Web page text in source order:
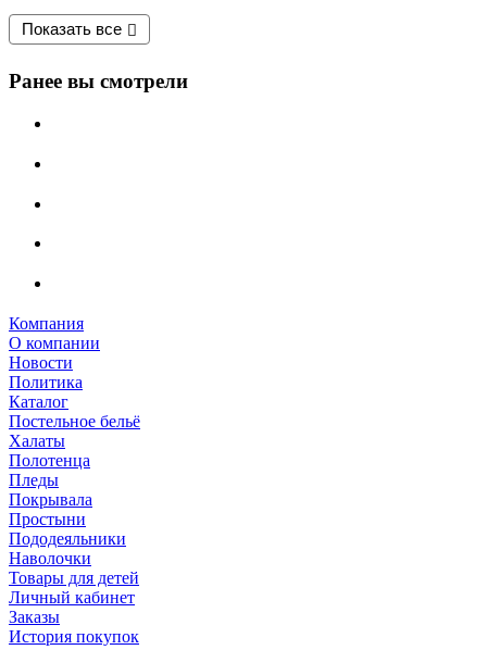
Показать все
Ранее вы смотрели
Компания
О компании
Новости
Политика
Каталог
Постельное бельё
Халаты
Полотенца
Пледы
Покрывала
Простыни
Пододеяльники
Наволочки
Товары для детей
Личный кабинет
Заказы
История покупок